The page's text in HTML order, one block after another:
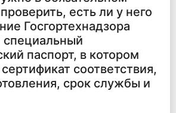
есть ли у него
Госгортехнадзора
специальный
паспорт, в котором
соответствия,
срок службы и